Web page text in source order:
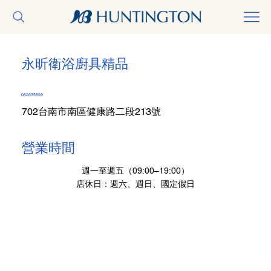
營業時間
週一至週五（09:00–19:00）
店休日：週六、週日、國定假日
永昕衛浴廚具精品
062635899
702台南市南區健康路二段213號